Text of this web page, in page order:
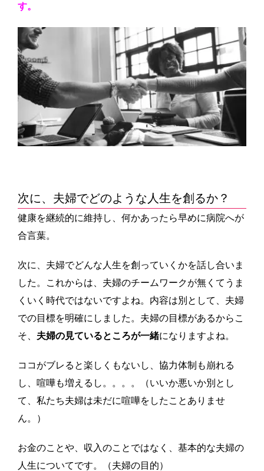
す。
次に、 夫婦でどのような人生を創るか？
健康を継続的に維持し、何かあったら早めに病院へが
合言葉。
次に、夫婦でどんな人生を創っていくかを話し合いま
した。これからは、夫婦のチームワークが無くてうま
くいく時代ではないですよね。内容は別として、夫婦
での目標を明確にしました。夫婦の目標があるからこ
そ、 夫婦の見ているところが一緒になりますよね。
ココがブレると楽しくもないし、協力体制も崩れる
し、喧嘩も増えるし。。。。（いいか悪いか別とし
て、私たち夫婦は未だに喧嘩をしたことありませ
ん。）
お金のことや、収入のことではなく、基本的な夫婦の
人生についてです。（夫婦の目的）